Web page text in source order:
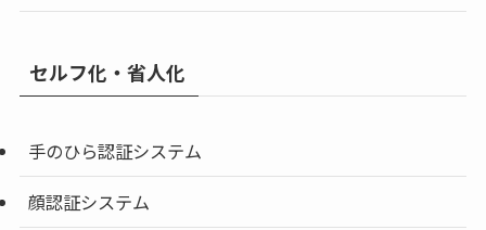
セルフ化・省人化
手のひら認証システム
顔認証システム